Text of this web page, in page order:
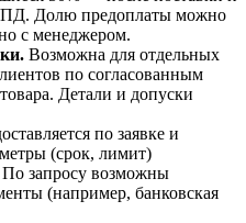
Долю предоплаты можно
с менеджером.
Возможна для отдельных
по согласованным
Детали и допуски
по заявке и
(срок, лимит)
запросу возможны
(например, банковская